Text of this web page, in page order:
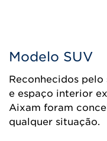
Modelo SUV
Reconhecidos
e espaço interior
Aixam foram
qualquer situação.